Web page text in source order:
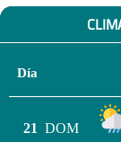
Día
21 DOM